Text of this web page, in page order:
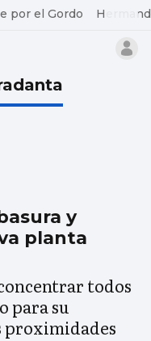
por el Gordo
y
planta
todos
para su
proximidades